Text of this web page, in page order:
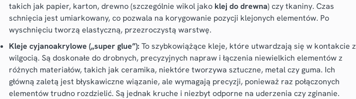
takich jak papier, karton, drewno (szczególnie wikol jako klej do drewna) czy tkaniny. Czas
schnięcia jest umiarkowany, co pozwala na korygowanie pozycji klejonych elementów. Po
wyschnięciu tworzą elastyczną, przezroczystą warstwę.
Kleje cyjanoakrylowe („super glue”): To szybkowiążące kleje, które utwardzają się w kontakcie z
wilgocią. Są doskonałe do drobnych, precyzyjnych napraw i łączenia niewielkich elementów z
różnych materiałów, takich jak ceramika, niektóre tworzywa sztuczne, metal czy guma. Ich
główną zaletą jest błyskawiczne wiązanie, ale wymagają precyzji, ponieważ raz połączonych
elementów trudno rozdzielić. Są jednak kruche i niezbyt odporne na uderzenia czy zginanie.